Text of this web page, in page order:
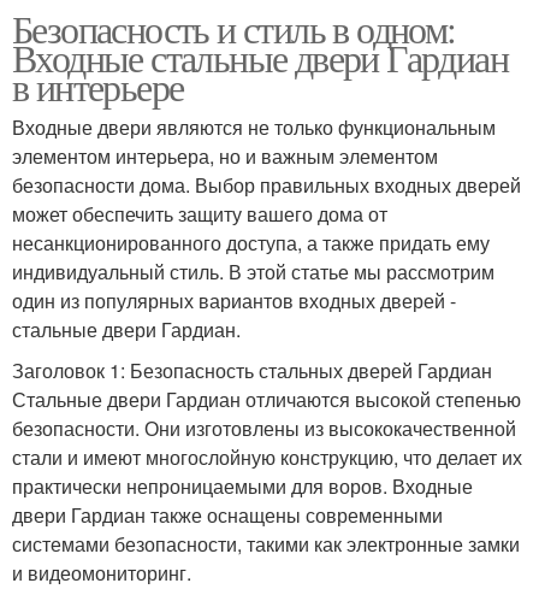
Безопасность и стиль в одном:
Входные стальные двери Гардиан
в интерьере
Входные двери являются не только функциональным
элементом интерьера, но и важным элементом
безопасности дома. Выбор правильных входных дверей
может обеспечить защиту вашего дома от
несанкционированного доступа, а также придать ему
индивидуальный стиль. В этой статье мы рассмотрим
один из популярных вариантов входных дверей -
стальные двери Гардиан.
Заголовок 1: Безопасность стальных дверей Гардиан
Стальные двери Гардиан отличаются высокой степенью
безопасности. Они изготовлены из высококачественной
стали и имеют многослойную конструкцию, что делает их
практически непроницаемыми для воров. Входные
двери Гардиан также оснащены современными
системами безопасности, такими как электронные замки
и видеомониторинг.